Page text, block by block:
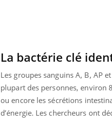
La bactérie clé
Les groupes sanguins A, B, AP
plupart des personnes, environ
ou encore les sécrétions
d’énergie. Les chercheurs ont